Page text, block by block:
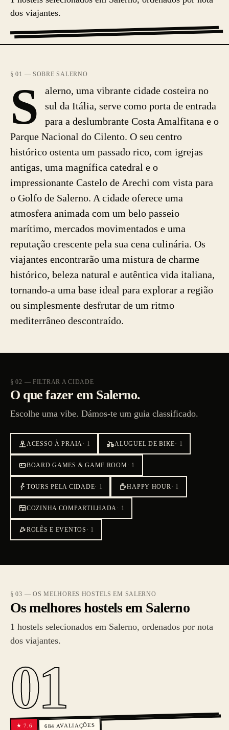
dos viajantes.
§ 01 — SOBRE SALERNO
S
alerno, uma vibrante cidade costeira no
sul da Itália, serve como porta de entrada
para a deslumbrante Costa Amalfitana e o
Parque Nacional do Cilento. O seu centro
histórico ostenta um passado rico, com igrejas
antigas, uma magnífica catedral e o
impressionante Castelo de Arechi com vista para
o Golfo de Salerno. A cidade oferece uma
atmosfera animada com um belo passeio
marítimo, mercados movimentados e uma
reputação crescente pela sua cena culinária. Os
viajantes encontrarão uma mistura de charme
histórico, beleza natural e autêntica vida italiana,
tornando-a uma base ideal para explorar a região
ou simplesmente desfrutar de um ritmo
mediterrâneo descontraído.
§ 02 — FILTRAR A CIDADE
O que fazer em Salerno.
Escolhe uma vibe. Dámos-te um guia classificado.
ACESSO À PRAIA· 1 ALUGUEL DE BIKE· 1
BOARD GAMES & GAME ROOM· 1
TOURS PELA CIDADE· 1 HAPPY HOUR· 1
COZINHA COMPARTILHADA· 1
ROLÊS E EVENTOS · 1
§ 03 — OS MELHORES HOSTELS EM SALERNO
Os melhores hostels em Salerno
1 hostels selecionados em Salerno, ordenados por nota
dos viajantes.
01
★7.6 684 AVALIAÇÕES